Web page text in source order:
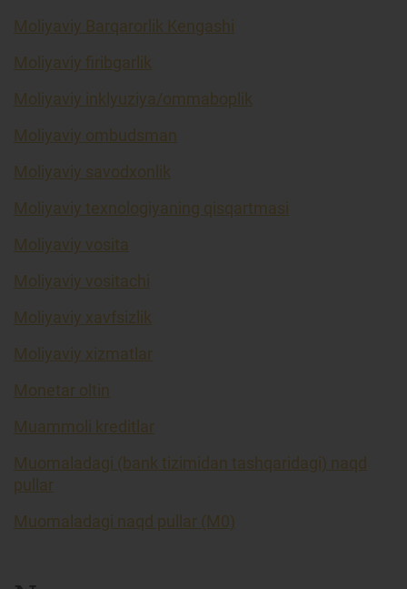
Moliyaviy Barqarorlik Kengashi
Moliyaviy firibgarlik
Moliyaviy inklyuziya/ommaboplik
Moliyaviy ombudsman
Moliyaviy savodxonlik
Moliyaviy texnologiyaning qisqartmasi
Moliyaviy vosita
Moliyaviy vositachi
Moliyaviy xavfsizlik
Moliyaviy xizmatlar
Monetar oltin
Muammoli kreditlar
Muomaladagi (bank tizimidan tashqaridagi) naqd
pullar
Muomaladagi naqd pullar (M0)